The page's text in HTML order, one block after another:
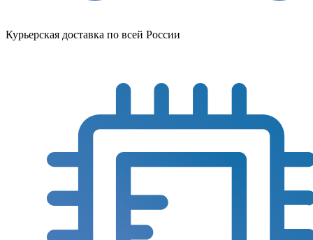
Курьерская доставка по всей России